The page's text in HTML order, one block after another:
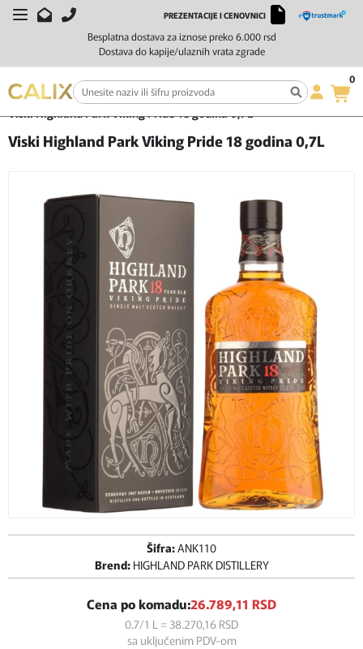
Besplatna dostava za iznose preko 6.000 rsd
Dostava do kapije/ulaznih vrata zgrade
PREZENTACIJE I CENOVNICI
0
Početna Žestoka pića
Viski
Viski Highland Park Viking Pride 18 godina 0,7L
Viski Highland Park Viking Pride 18 godina 0,7L
Šifra:ANK110
Brend: HIGHLAND PARK DISTILLERY
Cena po komadu:26.789,11 RSD
0.7/1 L = 38.270,16 RSD
sa uključenim PDV-om